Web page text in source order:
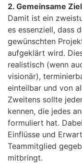
2. Gemeinsame
Damit ist ein
es essenziell, dass
gewünschten
aufgeklärt wird.
realistisch (wenn
visionär),
einteilbar und von
Zweitens sollte
kennen, die jedes
formuliert hat.
Einflüsse und
Teammitglied
mitbringt.